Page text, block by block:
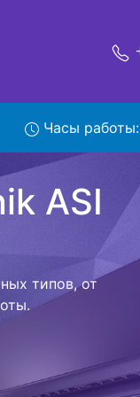
Часы
которая
в
с
в сервисный
к работе